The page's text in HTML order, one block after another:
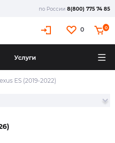
по России 8(800) 775 74 85
0 0
Услуги
ES (2019-2022)